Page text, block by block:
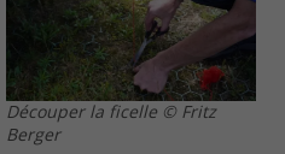
Découper la ficelle © Fritz
Berger